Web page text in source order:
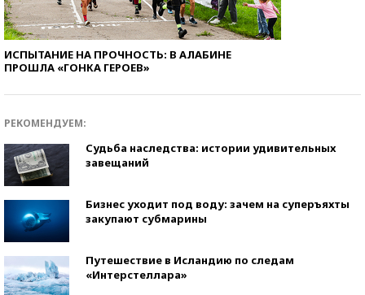
ИСПЫТАНИЕ НА ПРОЧНОСТЬ: В АЛАБИНЕ
ПРОШЛА «ГОНКА ГЕРОЕВ»
РЕКОМЕНДУЕМ:
Судьба наследства: истории удивительных
завещаний
Бизнес уходит под воду: зачем на суперъяхты
закупают субмарины
Путешествие в Исландию по следам
«Интерстеллара»